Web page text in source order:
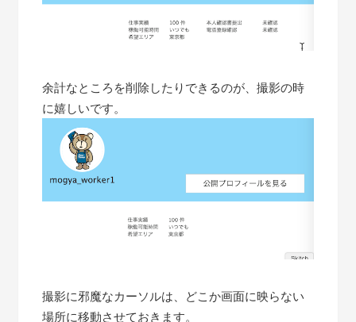
余計なところを削除したりできるのが、撮影の時
に嬉しいです。
撮影に邪魔なカーソルは、どこか画面に映らない
場所に移動させておきます。